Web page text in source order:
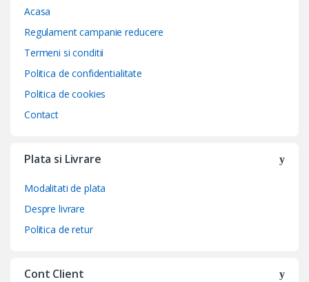
Acasa
Regulament campanie reducere
Termeni si conditii
Politica de confidentialitate
Politica de cookies
Contact
Plata si Livrare
Modalitati de plata
Despre livrare
Politica de retur
Cont Client